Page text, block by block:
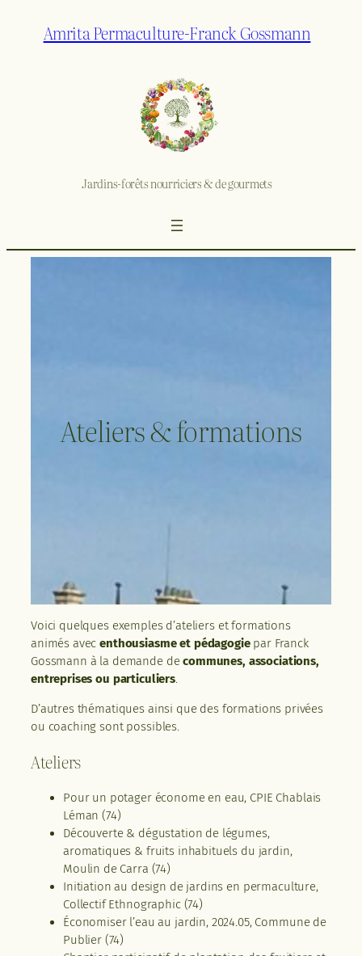
Amrita Permaculture-Franck Gossmann
Jardins-forêts nourriciers & de gourmets
Ateliers & formations
Voici quelques exemples d’ateliers et formations
animés avecenthousiasme et pédagogiepar Franck
Gossmann à la demande decommunes, associations,
entreprises ou particuliers.
D’autres thématiques ainsi que des formations privées
ou coaching sont possibles.
Ateliers
Pour un potager économe en eau, CPIE Chablais
Léman (74)
Découverte & dégustation de légumes,
aromatiques & fruits inhabituels du jardin,
Moulin de Carra (74)
Initiation au design de jardins en permaculture,
Collectif Ethnographic (74)
Économiser l’eau au jardin, 2024.05, Commune de
Publier (74)